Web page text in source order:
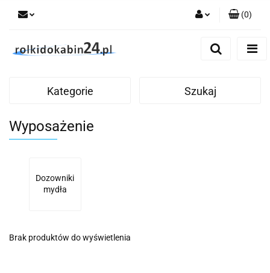
(0)
Kategorie Szukaj
Wyposażenie
Dozowniki
mydła
Brak produktów do wyświetlenia